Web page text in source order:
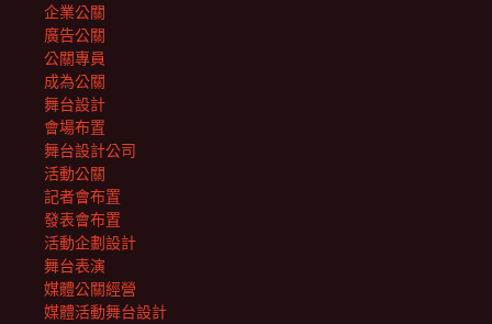
企業公關
廣告公關
公關專員
成為公關
舞台設計
會場布置
舞台設計公司
活動公關
記者會布置
發表會布置
活動企劃設計
舞台表演
媒體公關經營
媒體活動舞台設計